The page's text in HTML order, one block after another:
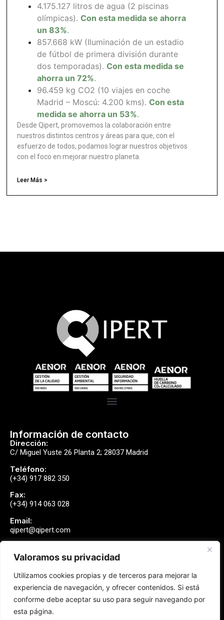
Valoramos su privacidad
Utilizamos cookies propias y de terceros para mejorar la
experiencia de navegación, y ofrecer contenidos. Si está
conforme debe aceptar su uso para seguir navegando por
esta página.
4.175.127 litros de agua (2 piscinas
olímpicas). Con esta medida se ahorra
un 83%.
857.668 kW (Iluminación de un estadio
de fútbol de primera división durante
dos temporadas). Con esta medida se
ahorra un 72%.
96.459 kg CO2 (10 viajes en coche
Madrid – Moscú: 4.200 kms). Con esta
medida se ahorra un 53%.
Desde Qipert, promovemos la colaboración entre
nuestros distintos centros y áreas para que, con el
esfuerzo de todos, podamos lograr nuestros objetivos
con el foco en mejorar nuestro planeta.
Leer Más >
Información de contacto
Dirección:
C/ Miguel Yuste 26 Planta 2; 28037 Madrid
Teléfono:
(+34) 917 882 350
Fax:
(+34) 914 063 028
Email:
qipert@qipert.com
Contactar
Síguenos